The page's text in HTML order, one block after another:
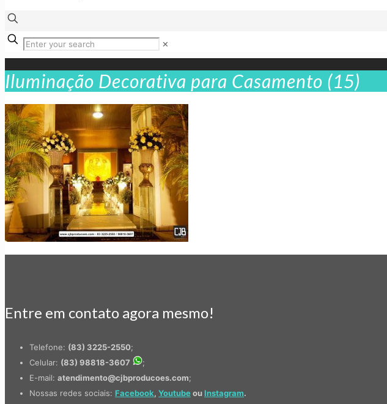
✕
Iluminação Decorativa para Casamento (15)
Entre em contato agora mesmo!
Telefone: (83) 3225-2550;
Celular: (83) 98818-3607
;
E-mail: atendimento@cjbproducoes.com;
Nossas redes sociais: Facebook, Youtubeou Instagram.